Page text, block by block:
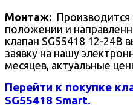
Монтаж: Производится
положении и
клапан SG55418 12-24В
заявку на нашу
месяцев, актуальные
Перейти к покупке
SG55418 Smart.